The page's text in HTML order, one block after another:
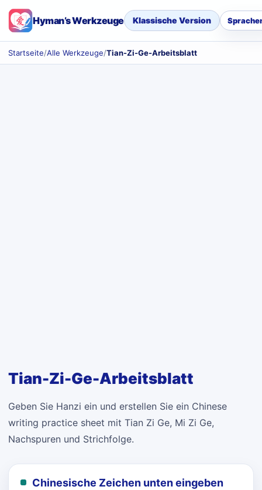
Hyman’s Werkzeuge Klassische Version
Startseite/Alle Werkzeuge/Tian-Zi-Ge-Arbeitsblatt
Tian-Zi-Ge-Arbeitsblatt
Geben Sie Hanzi ein und erstellen Sie ein Chinese
writing practice sheet mit Tian Zi Ge, Mi Zi Ge,
Nachspuren und Strichfolge.
Chinesische Zeichen unten eingeben